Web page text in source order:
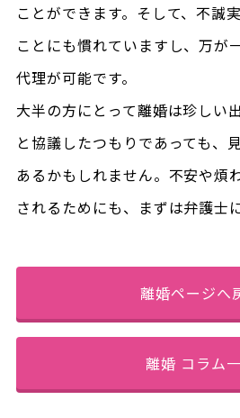
ことができます。そして、不誠
ことにも慣れていますし、万が
代理が可能です。
大半の方にとって離婚は珍しい
と協議したつもりであっても、
あるかもしれません。不安や煩
されるためにも、まずは弁護士
離婚ページへ
離婚 コラム